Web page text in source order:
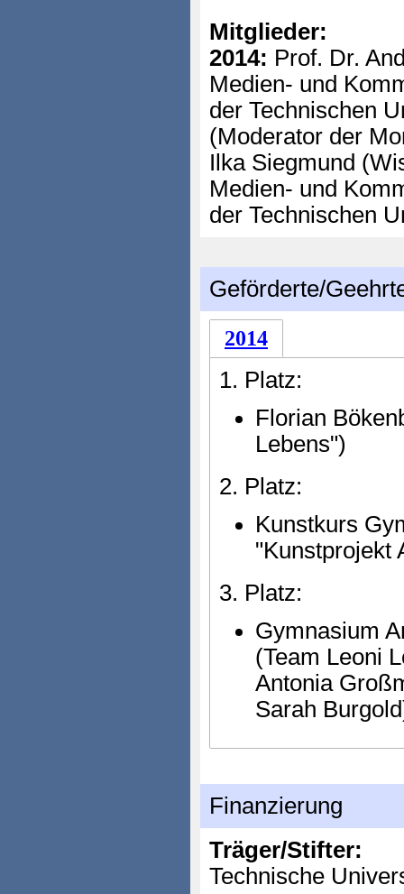
Mitglieder:
2014: Prof. Dr.
Medien- und
der Technischen
(Moderator der
Ilka Siegmund
Medien- und
der Technischen
Geförderte/
2014
1. Platz:
Florian
Lebens")
2. Platz:
Kunstkurs
"Kunstprojekt
3. Platz:
Gymnasium
(Team Leoni
Antonia
Sarah
Finanzierung
Träger/Stifter:
Technische